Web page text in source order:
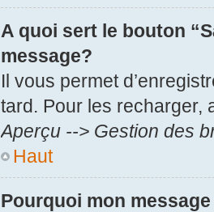
A quoi sert le bouton
message?
Il vous permet
tard. Pour les recharger,
Aperçu --> Gestion des
Haut
Pourquoi mon